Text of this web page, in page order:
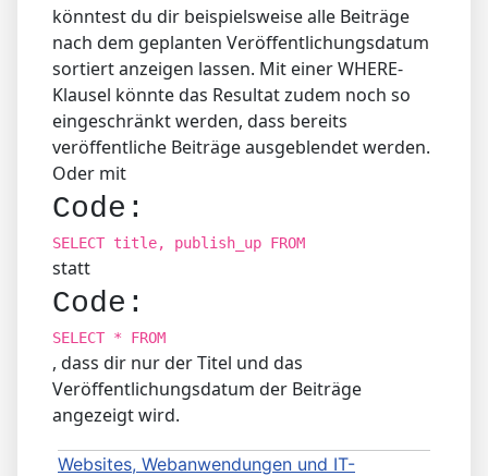
könntest du dir beispielsweise alle Beiträge
nach dem geplanten Veröffentlichungsdatum
sortiert anzeigen lassen. Mit einer WHERE-
Klausel könnte das Resultat zudem noch so
eingeschränkt werden, dass bereits
veröffentliche Beiträge ausgeblendet werden.
Oder mit
Code:
SELECT title, publish_up FROM
statt
Code:
SELECT * FROM
, dass dir nur der Titel und das
Veröffentlichungsdatum der Beiträge
angezeigt wird.
Websites, Webanwendungen und IT-